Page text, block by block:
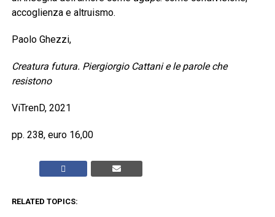
accoglienza e altruismo.
Paolo Ghezzi,
Creatura futura. Piergiorgio Cattani e le parole che
resistono
ViTrenD, 2021
pp. 238, euro 16,00
RELATED TOPICS: